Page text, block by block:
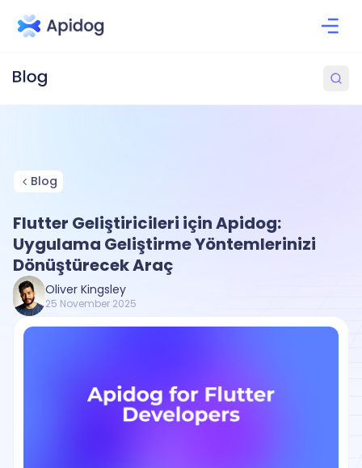
Blog
Flutter Geliştiricileri için Apidog:
Uygulama Geliştirme Yöntemlerinizi
Dönüştürecek Araç
Oliver Kingsley
25 November 2025